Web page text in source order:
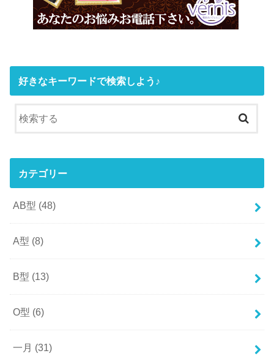
好きなキーワードで検索しよう♪
カテゴリー
AB型 (48)
A型 (8)
B型 (13)
O型 (6)
一月 (31)